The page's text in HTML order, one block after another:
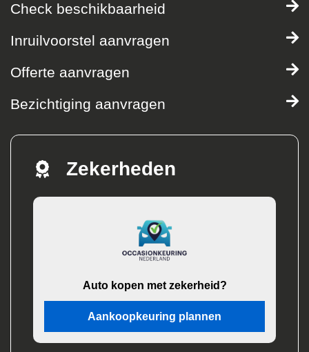
Check beschikbaarheid
Inruilvoorstel aanvragen
Offerte aanvragen
Bezichtiging aanvragen
Zekerheden
Auto kopen met zekerheid?
Aankoopkeuring plannen